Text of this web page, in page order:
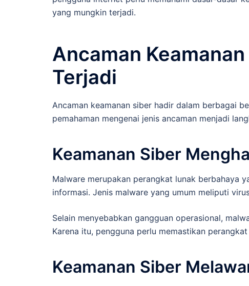
yang mungkin terjadi.
Ancaman
Terjadi
Ancaman keamanan siber hadir dalam berbagai
pemahaman mengenai jenis ancaman menjadi
Keamanan Siber
Malware merupakan perangkat lunak berbahaya
informasi. Jenis malware yang umum meliputi
Selain menyebabkan gangguan operasional,
Karena itu, pengguna perlu memastikan
Keamanan Siber